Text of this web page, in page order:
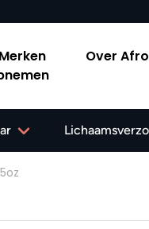
Merken
Over